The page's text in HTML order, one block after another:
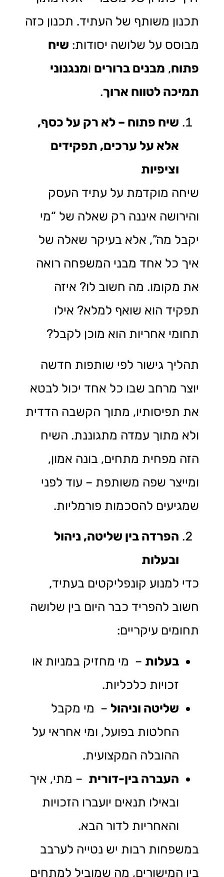
תכנון משותף של העתיד. תכנון כזה
מבוסס על שלושה יסודות: שיח
פתוח, מבנים ברורים ומנגנוני
תמיכה לטווח ארוך.
שיח פתוח – לא רק על כסף,
אלא על ערכים, תפקידים
וציפיות
שיחה מוקדמת על עתיד העסק
והירושה איננה רק שאלה של “מי
יקבל מה”, אלא בעיקר שאלה של
איך כל אחד מבני המשפחה רואה
את מקומו. מה חשוב לו? איזה
תפקיד הוא שואף למלא? אילו
תחומי אחריות הוא מוכן לקבל?
תהליך גישור לפי שותפות חדשה
יוצר מרחב שבו כל אחד יכול לבטא
את תפיסותיו, מתוך הקשבה הדדית
ולא מתוך עמדה מתגוננת. השיח
הזה מפחית מתחים, בונה אמון,
ומייצר שפה משותפת – עוד לפני
שמגיעים להסכמות פורמליות.
הפרדה בין שליטה, ניהול
ובעלות
כדי למנוע קונפליקטים בעתיד,
חשוב להפריד כבר היום בין שלושה
תחומים עיקריים:
בעלות – מי מחזיק במניות או
זכויות כלכליות.
שליטה וניהול – מי מקבל
החלטות בפועל, ומי אחראי על
ההובלה המקצועית.
העברה בין-דורית – מתי, איך
ובאילו תנאים יועברו הזכויות
והאחריות לדור הבא.
במשפחות רבות יש נטייה לערבב
בין המישורים, מה שמוביל למתחים